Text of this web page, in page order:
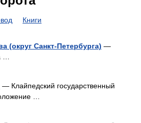
Книги
(округ Санкт-Петербурга) —
…
— Клайпедский государственный
…